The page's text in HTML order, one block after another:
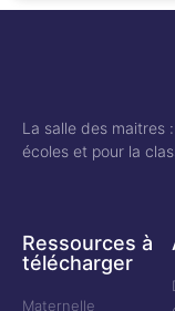
La salle des maitres
écoles et pour la
Ressources à
télécharger
Maternelle